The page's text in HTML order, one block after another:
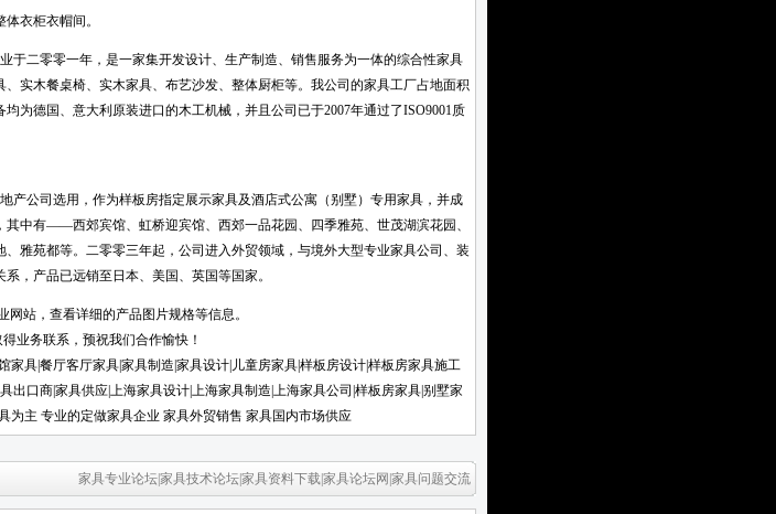
衣柜衣帽间。
于二零零一年，是一家集开发设计、生产制造、销售服务为一体的综合性家具
、实木餐桌椅、实木家具、布艺沙发、整体厨柜等。我公司的家具工厂占地面积
为德国、意大利原装进口的木工机械，并且公司已于2007年通过了ISO9001质
产公司选用，作为样板房指定展示家具及酒店式公寓（别墅）专用家具，并成
其中有——西郊宾馆、虹桥迎宾馆、西郊一品花园、四季雅苑、世茂湖滨花园、
雅苑都等。二零零三年起，公司进入外贸领域，与境外大型专业家具公司、装
关系，产品已远销至日本、美国、英国等国家。
站，查看详细的产品图片规格等信息。
业务联系，预祝我们合作愉快！
家具|餐厅客厅家具|家具制造|家具设计|儿童房家具|样板房设计|样板房家具施工
出口商|家具供应|上海家具设计|上海家具制造|上海家具公司|样板房家具|别墅家
为主 专业的定做家具企业 家具外贸销售 家具国内市场供应
家具专业论坛|家具技术论坛|家具资料下载|家具论坛网|家具问题交流